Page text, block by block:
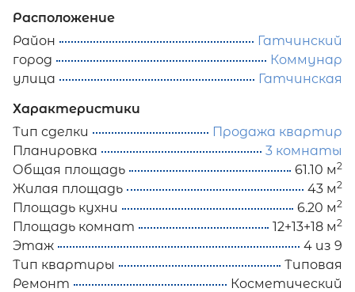
Расположение
Район
Гатчинский
город
Коммунар
улица
Гатчинская
Характеристики
Тип сделки
Продажа квартир
Планировка
3 комнаты
Общая площадь
61.10 м2
Жилая площадь 43 м2
Площадь кухни 6.20 м2
Площадь комнат 12+13+18 м2
Этаж
4 из 9
Тип квартиры
Типовая
Ремонт
Косметический